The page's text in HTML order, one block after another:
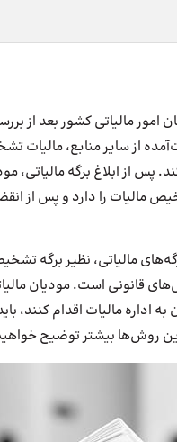
امور مالیاتی کشور بعد از
از سایر منابع، مالیات
پس از ابلاغ برگه
مالیات را دارد و پس از
مالیاتی، نظیر برگه
قانونی است. مودیان
اداره مالیات اقدام کنند،
این روش‌ها بیشتر توضیح